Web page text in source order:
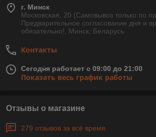
г. Минск
Московская, 20 (Самовывоз только по
Предварительное согласование дня и
обязательно!, Минск, Беларусь
Контакты
Сегодня работает с 09:00 до 21:00
Показать весь график работы
Отзывы о магазине
279 отзывов за всё время